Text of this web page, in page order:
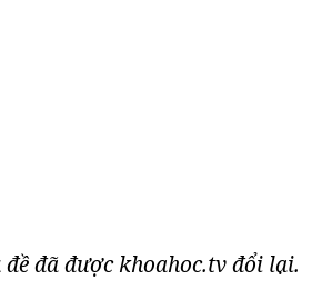
đề đã được khoahoc.tv đổi lại.